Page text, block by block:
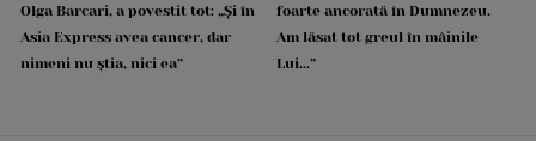
Olga Barcari, a povestit tot: „Și în
Asia Express avea cancer, dar
nimeni nu știa, nici ea”
foarte ancorată în Dumnezeu.
Am lăsat tot greul în mâinile
Lui...”